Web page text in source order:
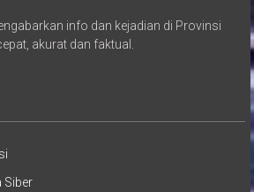
info dan kejadian di Provinsi
akurat dan faktual.
Siber